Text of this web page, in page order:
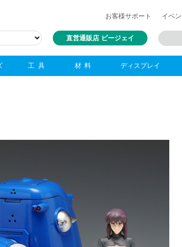
お客様サポート イベ
直営通販店 ビージェイ
工具 材料 ディスプレイ